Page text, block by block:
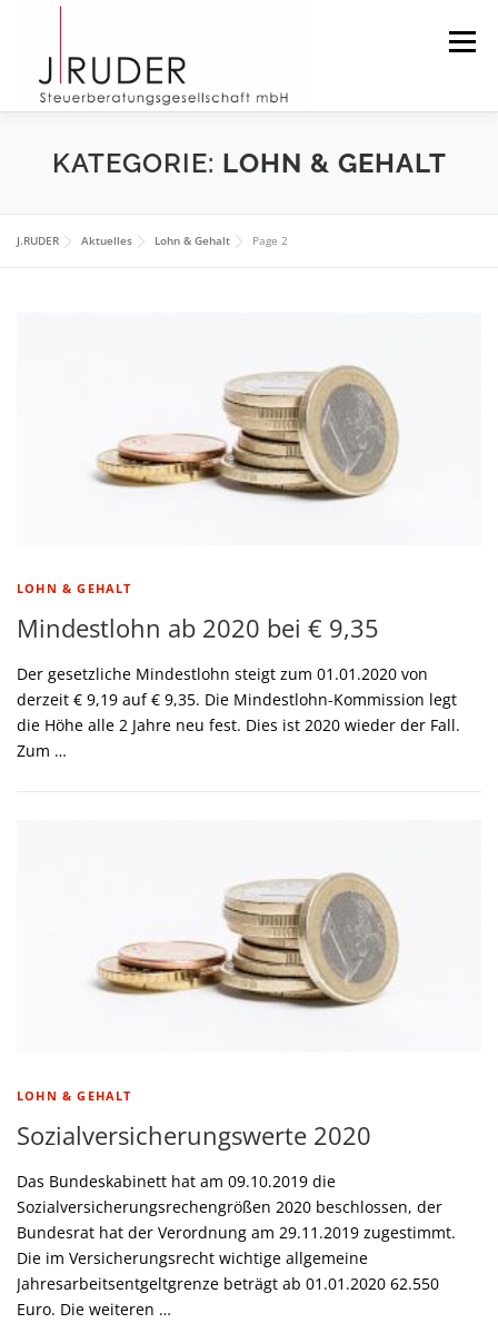
springen
Menü
START AKTUELLES DIE KANZLEI
DAS TEAM DOWNLOAD
KATEGORIE: LOHN & GEHALT
J.RUDER Aktuelles Lohn & Gehalt Page 2
LOHN & GEHALT
Mindestlohn ab 2020 bei € 9,35
Der gesetzliche Mindestlohn steigt zum 01.01.2020 von
derzeit € 9,19 auf € 9,35. Die Mindestlohn-Kommission legt
die Höhe alle 2 Jahre neu fest. Dies ist 2020 wieder der Fall.
Zum …
LOHN & GEHALT
Sozialversicherungswerte 2020
Das Bundeskabinett hat am 09.10.2019 die
Sozialversicherungsrechengrößen 2020 beschlossen, der
Bundesrat hat der Verordnung am 29.11.2019 zugestimmt.
Die im Versicherungsrecht wichtige allgemeine
Jahresarbeitsentgeltgrenze beträgt ab 01.01.2020 62.550
Euro. Die weiteren …